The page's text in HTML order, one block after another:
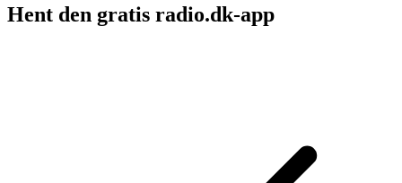
Hent den gratis radio.dk-app